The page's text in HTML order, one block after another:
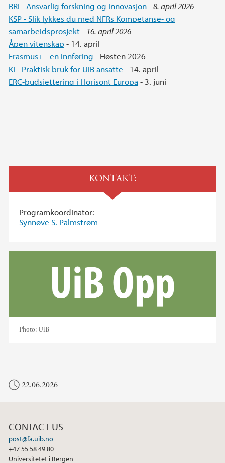
RRI - Ansvarlig forskning og innovasjon-8. april 2026
KSP - Slik lykkes du med NFRs Kompetanse- og
samarbeidsprosjekt- 16. april 2026
Åpen vitenskap - 14. april
Erasmus+ - en innføring - Høsten 2026
KI - Praktisk bruk for UiB ansatte - 14. april
ERC-budsjettering i Horisont Europa - 3. juni
KONTAKT:
Programkoordinator:
Synnøve S. Palmstrøm
Photo:UiB
22.06.2026
CONTACT US
post@fa.uib.no
+47 55 58 49 80
Universitetet i Bergen